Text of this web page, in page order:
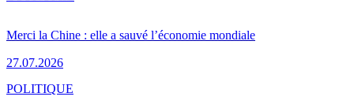
Merci la Chine : elle a sauvé l’économie mondiale
27.07.2026
POLITIQUE